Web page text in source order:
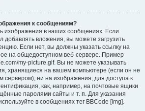
к сообщениям?
изображения в ваших сообщениях. Если
добавлять вложения, вы можете загрузить
Если нет, вы должны указать ссылку на
на общедоступном веб-сервере. Пример
my-picture.gif. Вы не можете указывать
хранящиеся на вашем компьютере (если он не
сервером), ни на изображения, для доступа к
как, например, на почтовые ящики
паролями сайты и т. п. Для указания
в сообщениях тег BBCode [img].